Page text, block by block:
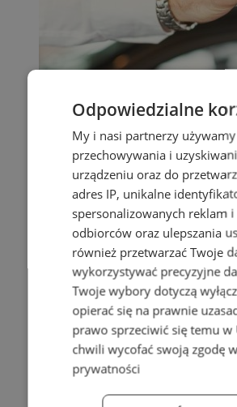
Odpowiedzialne
My i nasi partnerzy
przechowywania i
urządzeniu oraz do
adres IP, unikalne
spersonalizowanych reklam
odbiorców oraz ulepszania
również przetwarzać Twoje
wykorzystywać precyzyjne
Twoje wybory dotyczą
opierać się na prawnie
prawo sprzeciwić się temu w
chwili wycofać swoją zgodę w
prywatności